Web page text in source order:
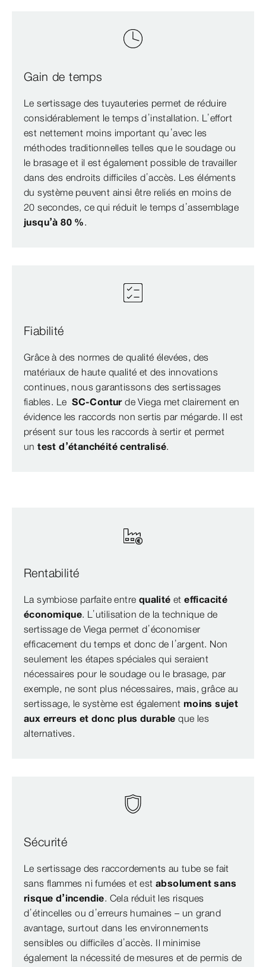
Gain de temps
Le sertissage des tuyauteries permet de réduire
considérablement le temps d’installation. L’effort
est nettement moins important qu’avec les
méthodes traditionnelles telles que le soudage ou
le brasage et il est également possible de travailler
dans des endroits difficiles d’accès. Les éléments
du système peuvent ainsi être reliés en moins de
20 secondes, ce qui réduit le temps d’assemblage
jusqu’à 80 %.
Fiabilité
Grâce à des normes de qualité élevées, des
matériaux de haute qualité et des innovations
continues, nous garantissons des sertissages
fiables. LeSC-Conturde Viega met clairement en
évidence les raccords non sertis par mégarde. Il est
présent sur tous les raccords à sertir et permet
un test d’étanchéité centralisé.
Rentabilité
La symbiose parfaite entre qualité etefficacité
économique. L’utilisation de la technique de
sertissage de Viega permet d’économiser
efficacement du temps et donc de l’argent. Non
seulement les étapes spéciales qui seraient
nécessaires pour le soudage ou le brasage, par
exemple, ne sont plus nécessaires, mais, grâce au
sertissage, le système est également moins sujet
aux erreurs et donc plus durable que les
alternatives.
Sécurité
Le sertissage des raccordements au tube se fait
sans flammes ni fumées et est absolument sans
risque d’incendie. Cela réduit les risques
d’étincelles ou d’erreurs humaines – un grand
avantage, surtout dans les environnements
sensibles ou difficiles d’accès. Il minimise
également la nécessité de mesures et de permis de